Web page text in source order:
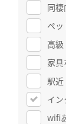
同棲
ペッ
高
家具
駅近
イ
wifi